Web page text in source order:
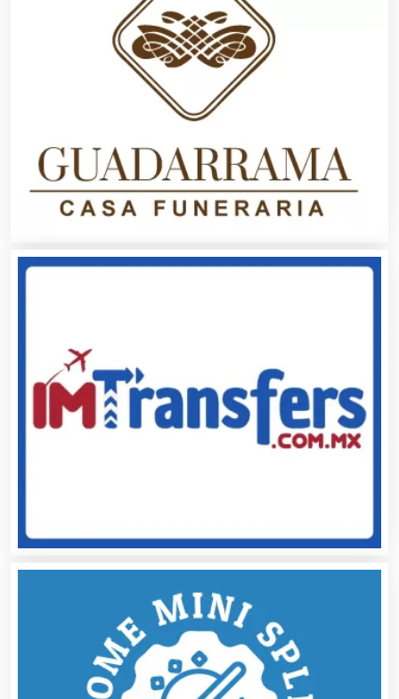
Artesanías
Artículos de Oficina
Artículos de Piel
Artículos para el Hogar
Artículos para Regalos
Asesores Técnicos